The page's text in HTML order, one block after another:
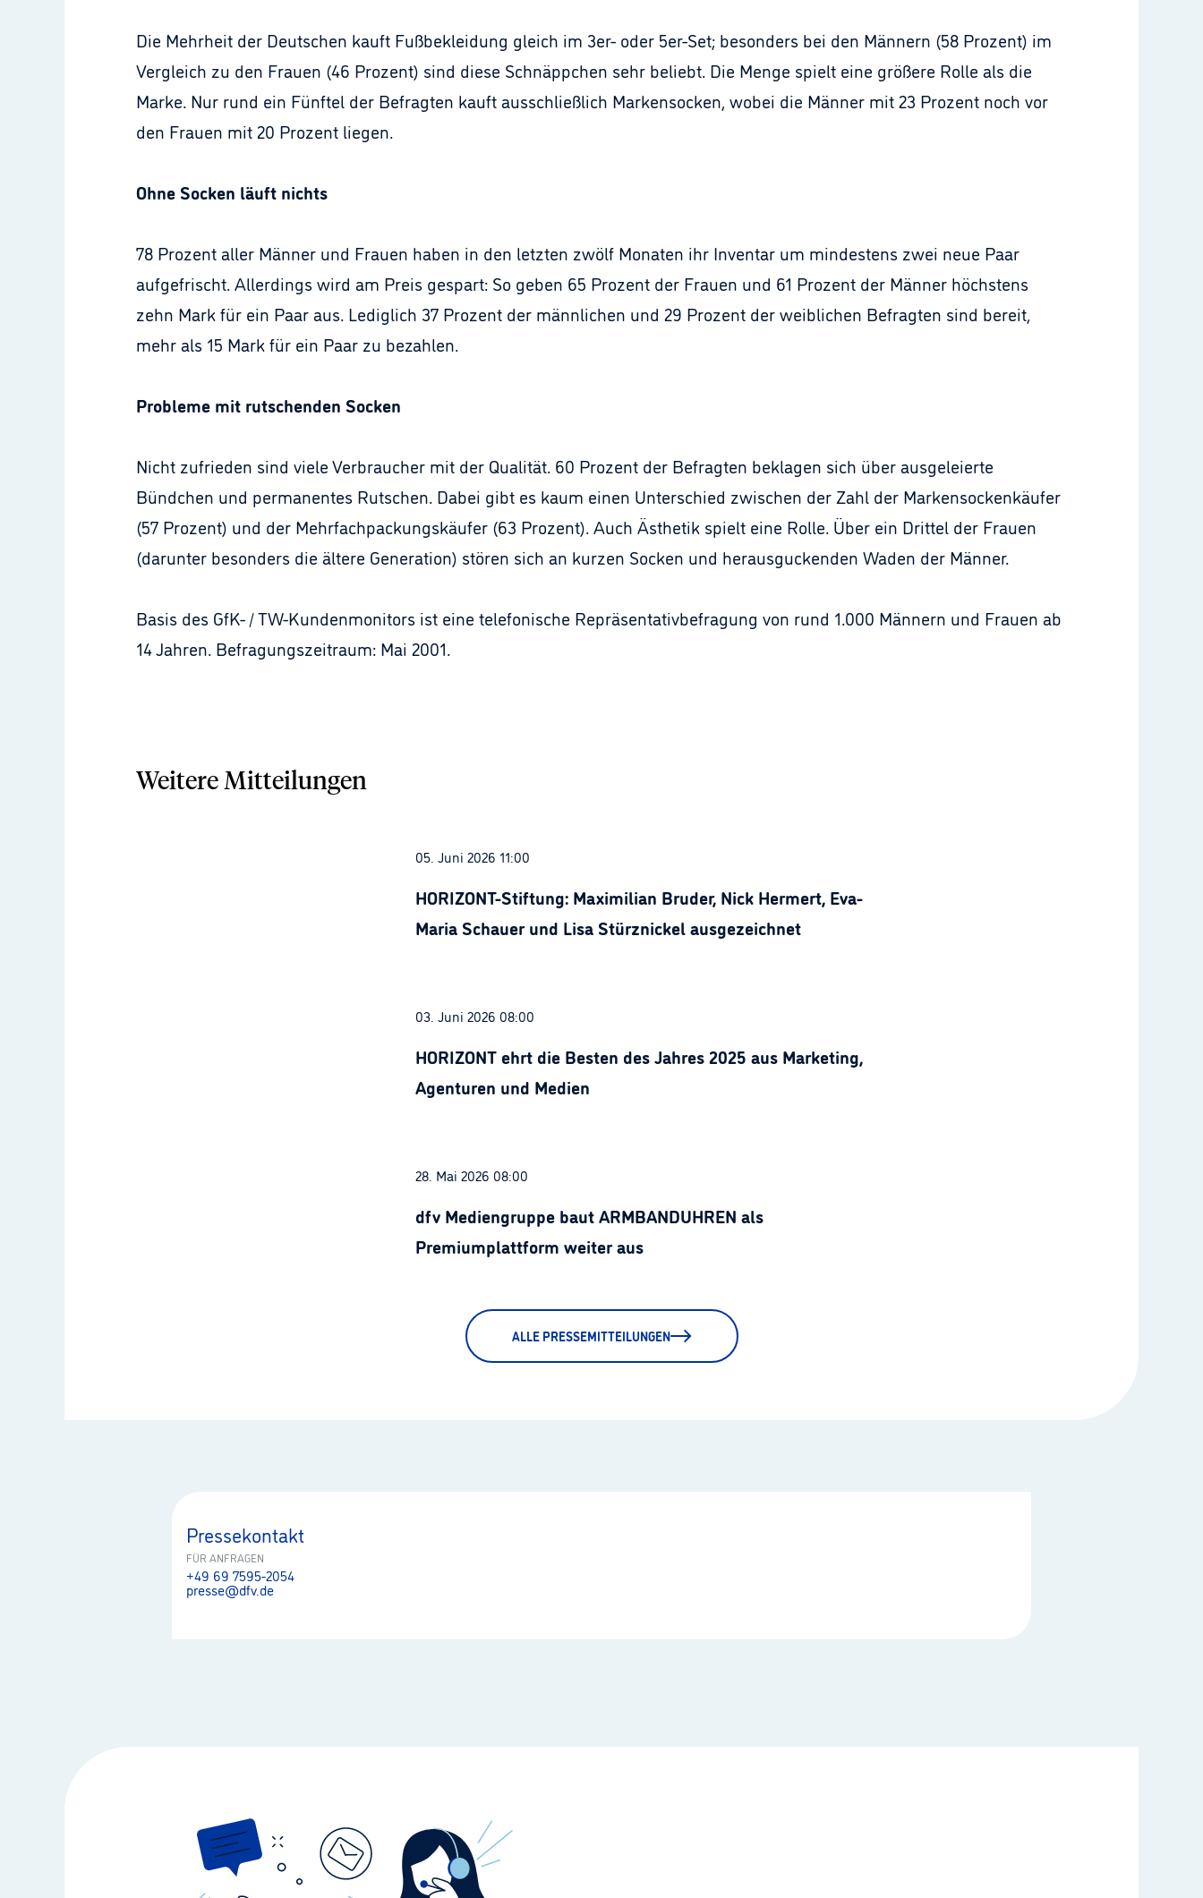
Die Mehrheit der Deutschen kauft Fußbekleidung gleich im 3er- oder 5er-Set; besonders bei den Männern (58 Prozent) im
Vergleich zu den Frauen (46 Prozent) sind diese Schnäppchen sehr beliebt. Die Menge spielt eine größere Rolle als die
Marke. Nur rund ein Fünftel der Befragten kauft ausschließlich Markensocken, wobei die Männer mit 23 Prozent noch vor
den Frauen mit 20 Prozent liegen.
Ohne Socken läuft nichts
78 Prozent aller Männer und Frauen haben in den letzten zwölf Monaten ihr Inventar um mindestens zwei neue Paar
aufgefrischt. Allerdings wird am Preis gespart: So geben 65 Prozent der Frauen und 61 Prozent der Männer höchstens
zehn Mark für ein Paar aus. Lediglich 37 Prozent der männlichen und 29 Prozent der weiblichen Befragten sind bereit,
mehr als 15 Mark für ein Paar zu bezahlen.
Probleme mit rutschenden Socken
Nicht zufrieden sind viele Verbraucher mit der Qualität. 60 Prozent der Befragten beklagen sich über ausgeleierte
Bündchen und permanentes Rutschen. Dabei gibt es kaum einen Unterschied zwischen der Zahl der Markensockenkäufer
(57 Prozent) und der Mehrfachpackungskäufer (63 Prozent). Auch Ästhetik spielt eine Rolle. Über ein Drittel der Frauen
(darunter besonders die ältere Generation) stören sich an kurzen Socken und herausguckenden Waden der Männer.
Basis des GfK- / TW-Kundenmonitors ist eine telefonische Repräsentativbefragung von rund 1.000 Männern und Frauen ab
14 Jahren. Befragungszeitraum: Mai 2001.
Weitere Mitteilungen
05. Juni 2026 11:00
HORIZONT-Stiftung: Maximilian Bruder, Nick Hermert, Eva-
Maria Schauer und Lisa Stürznickel ausgezeichnet
03. Juni 2026 08:00
HORIZONT ehrt die Besten des Jahres 2025 aus Marketing,
Agenturen und Medien
28. Mai 2026 08:00
dfv Mediengruppe baut ARMBANDUHREN als
Premiumplattform weiter aus
ALLE PRESSEMITTEILUNGEN
Pressekontakt
FÜR ANFRAGEN
+49 69 7595-2054
presse@dfv.de